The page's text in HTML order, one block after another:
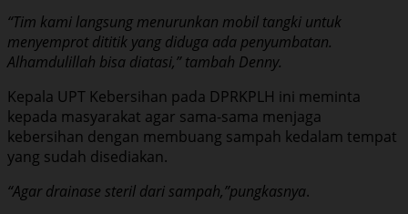
“Tim kami langsung menurunkan mobil tangki untuk
menyemprot dititik yang diduga ada penyumbatan.
Alhamdulillah bisa diatasi,” tambah Denny.
Kepala UPT Kebersihan pada DPRKPLH ini meminta
kepada masyarakat agar sama-sama menjaga
kebersihan dengan membuang sampah kedalam tempat
yang sudah disediakan.
“Agar drainase steril dari sampah,”pungkasnya.